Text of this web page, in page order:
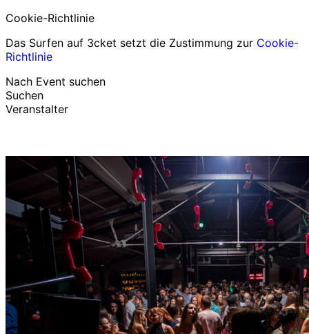
Cookie-Richtlinie
Das Surfen auf 3cket setzt die Zustimmung zur Cookie-
Richtlinie
Nach Event suchen
Suchen
Veranstalter
Deutsch
Hilfe für Teilnehmer Ich habe mein Ticket verloren
LoginEvent bewerben